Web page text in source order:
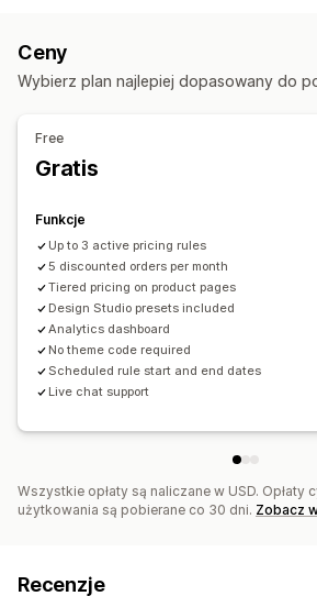
Rabaty przy kasie
Edytor
Kod niestandardowy
Filtrowanie
System poziomów rabatów
Szybka wyprzedaż Planowanie
Ceny
Wybierz plan najlepiej dopasowany do
Free
Gratis
Funkcje
Up to 3 active pricing rules
5 discounted orders per month
Tiered pricing on product pages
Design Studio presets included
Analytics dashboard
No theme code required
Scheduled rule start and end dates
Live chat support
Wszystkie opłaty są naliczane w USD. Opłaty
użytkowania są pobierane co 30 dni. Zobacz
Recenzje